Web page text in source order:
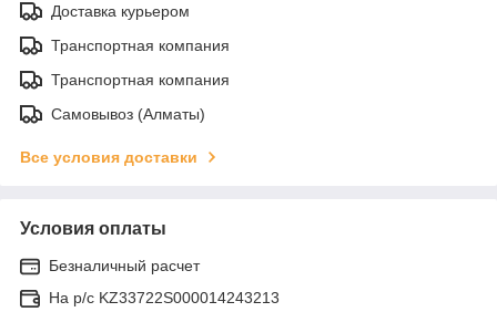
Доставка курьером
Транспортная компания
Транспортная компания
Самовывоз (Алматы)
Все условия доставки
Условия оплаты
Безналичный расчет
На р/c KZ33722S000014243213